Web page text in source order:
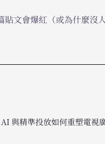
文會爆紅（或為什麼沒